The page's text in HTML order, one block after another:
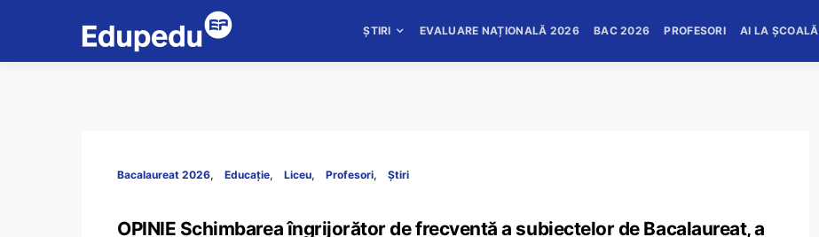
ȘTIRI EVALUARE NAȚIONALĂ 2026 BAC 2026 PROFESORI AI LA ȘCOALĂ
Bacalaureat 2026 Educație Liceu Profesori Știri
OPINIE Schimbarea îngrijorător de frecventă a subiectelor de Bacalaureat, a